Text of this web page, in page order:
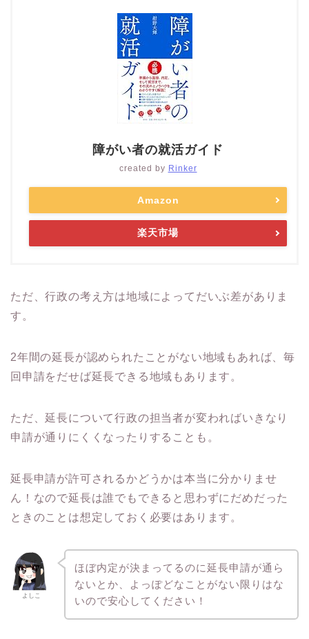
障がい者の就活ガイド
created by Rinker
Amazon
楽天市場
ただ、行政の考え方は地域によってだいぶ差がありま
す。
2年間の延長が認められたことがない地域もあれば、毎
回申請をだせば延長できる地域もあります。
ただ、延長について行政の担当者が変わればいきなり
申請が通りにくくなったりすることも。
延長申請が許可されるかどうかは本当に分かりませ
ん！なので延長は誰でもできると思わずにだめだった
ときのことは想定しておく必要はあります。
よしこ
ほぼ内定が決まってるのに延長申請が通ら
ないとか、よっぽどなことがない限りはな
いので安心してください！